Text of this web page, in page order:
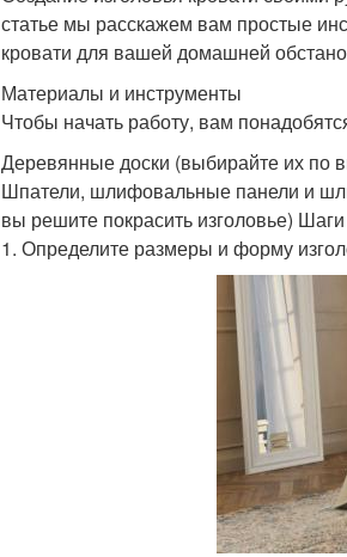
статье мы расскажем вам простые
кровати для вашей домашней
Материалы и инструменты
Чтобы начать работу, вам
Деревянные доски (выбирайте их по
Шпатели, шлифовальные панели и
вы решите покрасить изголовье)
1. Определите размеры и форму